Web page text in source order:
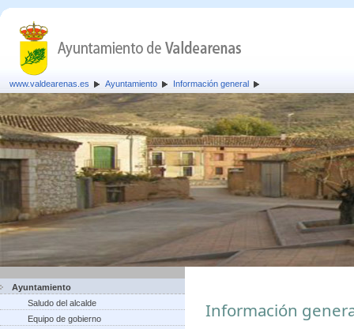
www.valdearenas.es Ayuntamiento Información general
Ayuntamiento
Saludo del alcalde
Equipo de gobierno
Información